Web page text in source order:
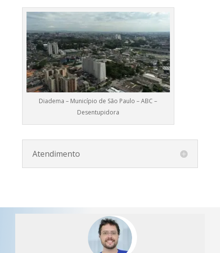
Diadema – Município de São Paulo – ABC –
Desentupidora
Atendimento